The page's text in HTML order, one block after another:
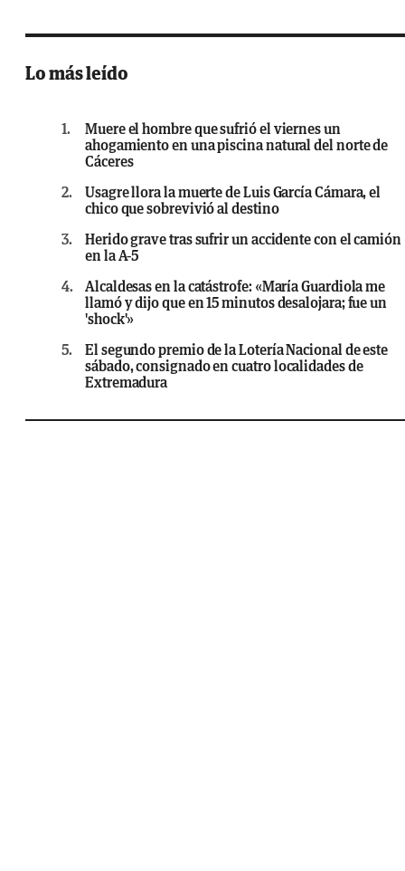
Lo más leído
1.
Muere el hombre que sufrió el viernes un
ahogamiento en una piscina natural del norte de
Cáceres
2.
Usagre llora la muerte de Luis García Cámara, el
chico que sobrevivió al destino
3.
Herido grave tras sufrir un accidente con el camión
en la A-5
4.
Alcaldesas en la catástrofe: «María Guardiola me
llamó y dijo que en 15 minutos desalojara; fue un
'shock'»
5.
El segundo premio de la Lotería Nacional de este
sábado, consignado en cuatro localidades de
Extremadura